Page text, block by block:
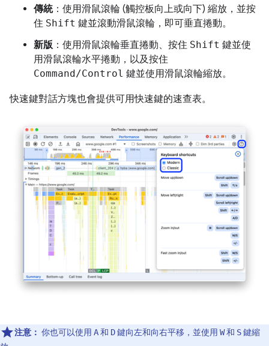
傳統：使用滑鼠滾輪 (觸控板向上或向下) 縮放，並按
住 Shift 鍵並滾動滑鼠滾輪，即可垂直捲動。
新版：使用滑鼠滾輪垂直捲動、按住 Shift 鍵並使
用滑鼠滾輪水平捲動，以及按住
Command/Control 鍵並使用滑鼠滾輪縮放。
快速鍵對話方塊也會提供可用快速鍵的速查表。
注意： 你也可以使用 A和 D鍵向左和向右平移，並使用 W和 S鍵縮